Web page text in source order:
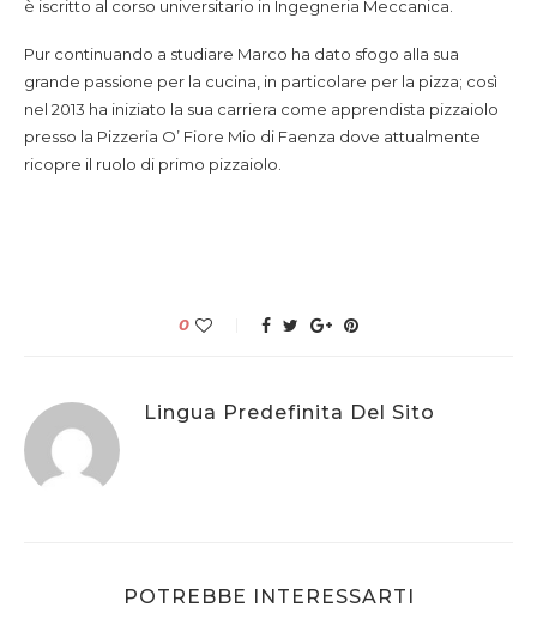
è iscritto al corso universitario in Ingegneria Meccanica.
Pur continuando a studiare Marco ha dato sfogo alla sua
grande passione per la cucina, in particolare per la pizza; così
nel 2013 ha iniziato la sua carriera come apprendista pizzaiolo
presso la Pizzeria O’ Fiore Mio di Faenza dove attualmente
ricopre il ruolo di primo pizzaiolo.
0
Lingua Predefinita Del Sito
POTREBBE INTERESSARTI